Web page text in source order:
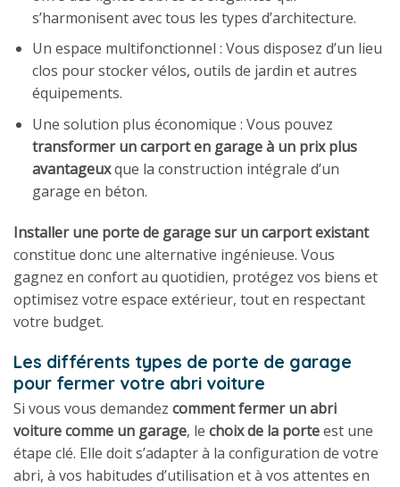
s’harmonisent avec tous les types d’architecture.
Un espace multifonctionnel : Vous disposez d’un lieu
clos pour stocker vélos, outils de jardin et autres
équipements.
Une solution plus économique : Vous pouvez
transformer un carport en garage à un prix plus
avantageuxque la construction intégrale d’un
garage en béton.
Installer une porte de garage sur un carport existant
constitue donc une alternative ingénieuse. Vous
gagnez en confort au quotidien, protégez vos biens et
optimisez votre espace extérieur, tout en respectant
votre budget.
Les différents types de porte de garage
pour fermer votre abri voiture
Si vous vous demandez comment fermer un abri
voiture comme un garage, le choix de la porteest une
étape clé. Elle doit s’adapter à la configuration de votre
abri, à vos habitudes d’utilisation et à vos attentes en